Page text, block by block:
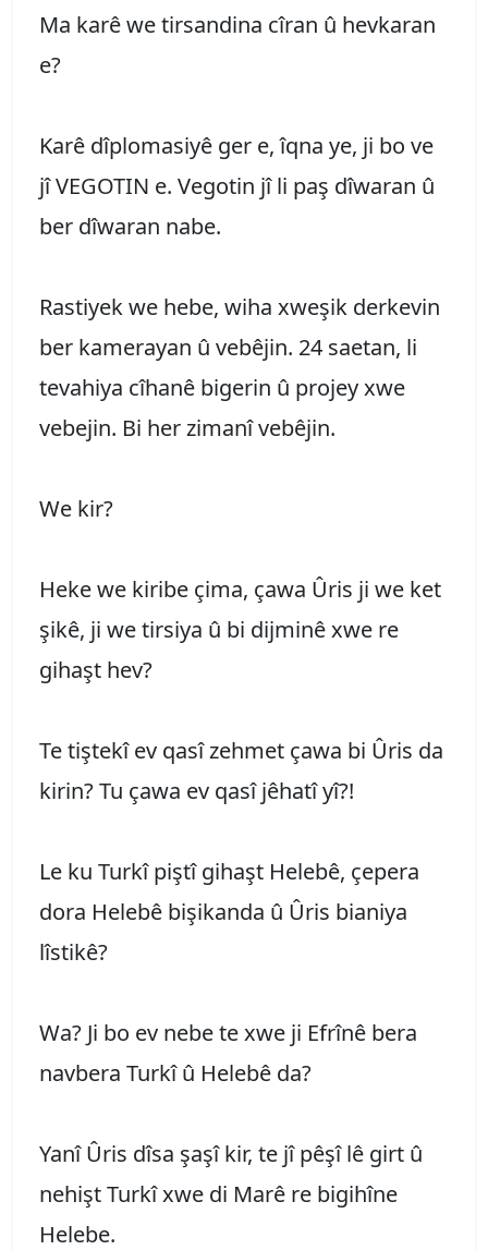
Ma karê we tirsandina cîran û hevkaran
e?
Karê dîplomasiyê ger e, îqna ye, ji bo ve
jî VEGOTIN e. Vegotin jî li paş dîwaran û
ber dîwaran nabe.
Rastiyek we hebe, wiha xweşik derkevin
ber kamerayan û vebêjin. 24 saetan, li
tevahiya cîhanê bigerin û projey xwe
vebejin. Bi her zimanî vebêjin.
We kir?
Heke we kiribe çima, çawa Ûris ji we ket
şikê, ji we tirsiya û bi dijminê xwe re
gihaşt hev?
Te tiştekî ev qasî zehmet çawa bi Ûris da
kirin? Tu çawa ev qasî jêhatî yî?!
Le ku Turkî piştî gihaşt Helebê, çepera
dora Helebê bişikanda û Ûris bianiya
lîstikê?
Wa? Ji bo ev nebe te xwe ji Efrînê bera
navbera Turkî û Helebê da?
Yanî Ûris dîsa şaşî kir, te jî pêşî lê girt û
nehişt Turkî xwe di Marê re bigihîne
Helebe.